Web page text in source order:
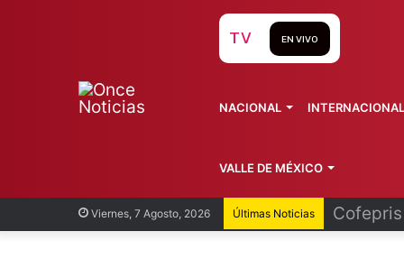
Viernes, 7 Agosto, 2026 Últimas Noticias
TV EN VIVO
NACIONAL INTERNACIONAL
VALLE DE MÉXICO